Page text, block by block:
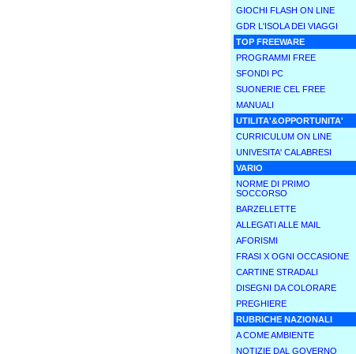
GIOCHI FLASH ON LINE
GDR L'ISOLA DEI VIAGGI
TOP FREEWARE
PROGRAMMI FREE
SFONDI PC
SUONERIE CEL FREE
MANUALI
UTILITA'&OPPORTUNITA'
CURRICULUM ON LINE
UNIVESITA' CALABRESI
VARIO
NORME DI PRIMO
SOCCORSO
BARZELLETTE
ALLEGATI ALLE MAIL
AFORISMI
FRASI X OGNI OCCASIONE
CARTINE STRADALI
DISEGNI DA COLORARE
PREGHIERE
RUBRICHE NAZIONALI
A COME AMBIENTE
NOTIZIE DAL GOVERNO